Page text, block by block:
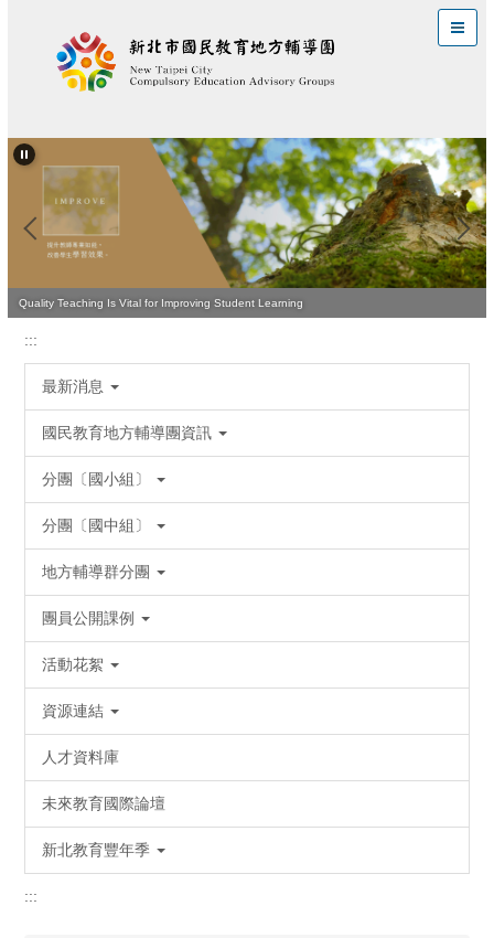
區
Quality Teaching Is Vital for Improving Student Learning
:::
最新消息
國民教育地方輔導團資訊
分團〔國小組〕
分團〔國中組〕
地方輔導群分團
團員公開課例
活動花絮
資源連結
人才資料庫
未來教育國際論壇
新北教育豐年季
:::